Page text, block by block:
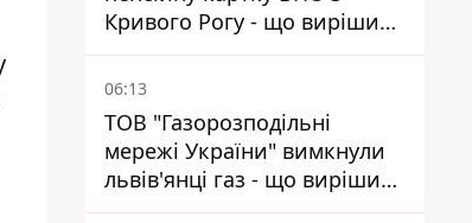
Кривого Рогу - що вирішив
суд
06:13
ТОВ "Газорозподільні
мережі України" вимкнули
львів'янці газ - що вирішив
суд